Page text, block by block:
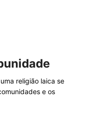
religião laica se
e os